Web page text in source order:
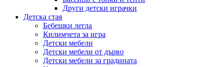
Други детски играчки
Детска стая
Бебешки легла
Килимчета за игра
Детски мебели
Детски мебели от дърво
Детски мебели за градината